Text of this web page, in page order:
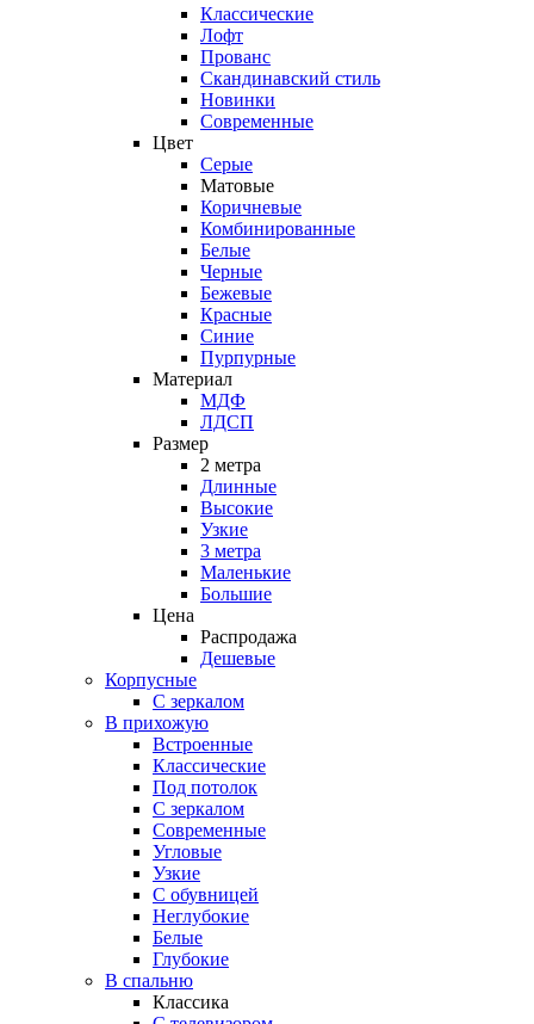
Классические
Лофт
Прованс
Скандинавский стиль
Новинки
Современные
Цвет
Серые
Матовые
Коричневые
Комбинированные
Белые
Черные
Бежевые
Красные
Синие
Пурпурные
Материал
МДФ
ЛДСП
Размер
2 метра
Длинные
Высокие
Узкие
3 метра
Маленькие
Большие
Цена
Распродажа
Дешевые
Корпусные
С зеркалом
В прихожую
Встроенные
Классические
Под потолок
С зеркалом
Современные
Угловые
Узкие
С обувницей
Неглубокие
Белые
Глубокие
В спальню
Классика